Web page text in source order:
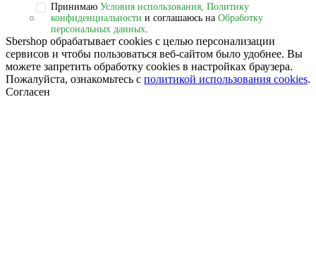
Принимаю Условия использования, Политику
конфиденциальности и соглашаюсь на Обработку
персональных данных.
Sbershop обрабатывает cookies с целью персонализации
сервисов и чтобы пользоваться веб-сайтом было удобнее. Вы
можете запретить обработку сookies в настройках браузера.
Пожалуйста, ознакомьтесь с политикой использования cookies.
Согласен